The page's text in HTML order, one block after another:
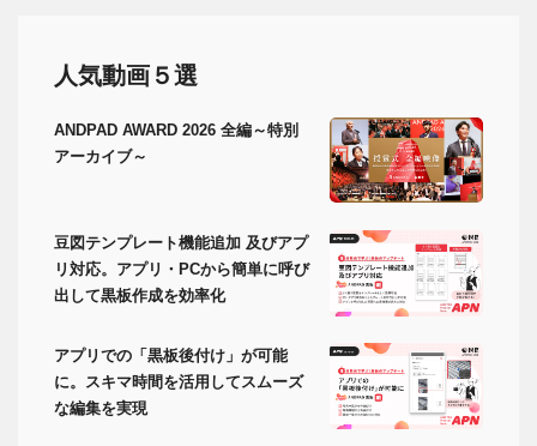
人気動画５選
ANDPAD AWARD 2026 全編～特別
アーカイブ～
豆図テンプレート機能追加 及びアプ
リ対応。アプリ・PCから簡単に呼び
出して黒板作成を効率化
アプリでの「黒板後付け」が可能
に。スキマ時間を活用してスムーズ
な編集を実現